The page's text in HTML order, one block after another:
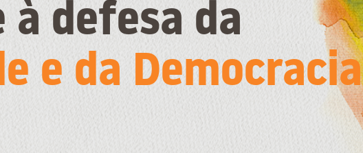
à defesa da
e da Democracia